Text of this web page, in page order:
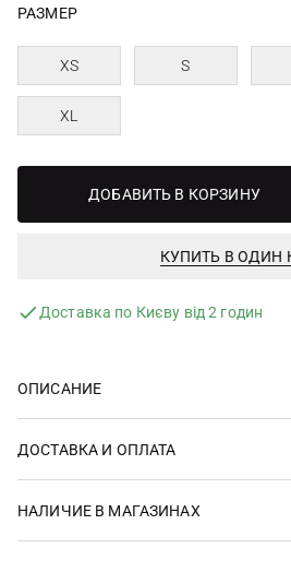
РАЗМЕР
XS S
XL
ДОБАВИТЬ В КОРЗИНУ
КУПИТЬ В ОДИН
Доставка по Києву від 2 годин
ОПИСАНИЕ
ДОСТАВКА И ОПЛАТА
НАЛИЧИЕ В МАГАЗИНАХ